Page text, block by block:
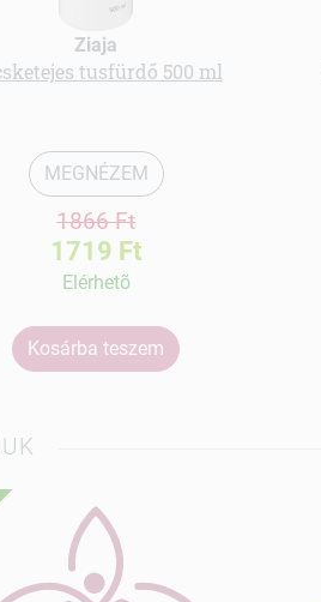
Ziaja
tusfürdő 500 ml
MEGNÉZEM
1866 Ft
1719 Ft
Elérhetõ
Kosárba teszem